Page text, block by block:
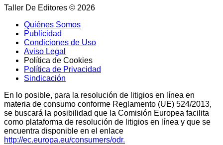
Taller De Editores © 2026
Quiénes Somos
Publicidad
Condiciones de Uso
Aviso Legal
Política de Cookies
Política de Privacidad
Sindicación
En lo posible, para la resolución de litigios en línea en
materia de consumo conforme Reglamento (UE) 524/2013,
se buscará la posibilidad que la Comisión Europea facilita
como plataforma de resolución de litigios en línea y que se
encuentra disponible en el enlace
http://ec.europa.eu/consumers/odr.